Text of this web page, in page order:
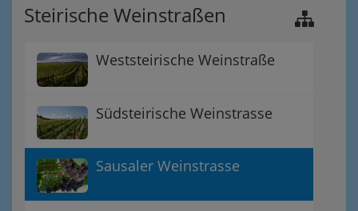
Steirische Weinstraßen
Weststeirische Weinstraße
Südsteirische Weinstrasse
Sausaler Weinstrasse